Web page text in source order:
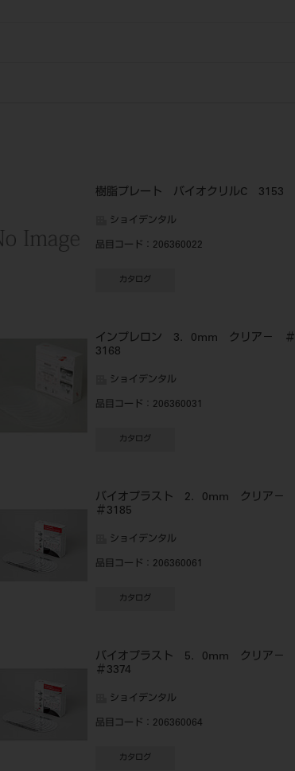
樹脂プレート バイオクリルC 3153
ショイデンタル
品目コード ：206360022
カタログ
インプレロン 3．0mm クリア－ ＃
3168
ショイデンタル
品目コード ：206360031
カタログ
バイオプラスト 2．0mm クリア－
＃3185
ショイデンタル
品目コード ：206360061
カタログ
バイオプラスト 5．0mm クリア－
＃3374
ショイデンタル
品目コード ：206360064
カタログ